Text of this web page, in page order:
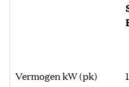
Vermogen kW (pk)